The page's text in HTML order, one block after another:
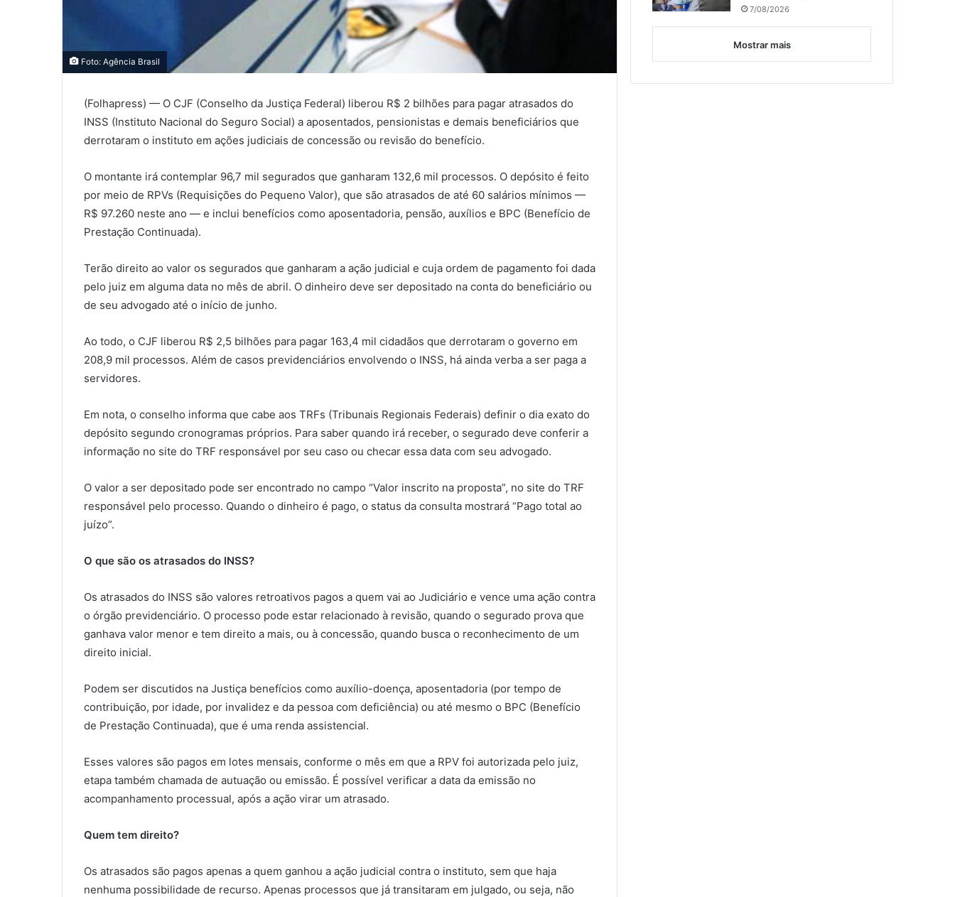
Foto: Agência Brasil
(Folhapress) — O CJF (Conselho da Justiça Federal) liberou R$ 2 bilhões para pagar atrasados do
INSS (Instituto Nacional do Seguro Social) a aposentados, pensionistas e demais beneficiários que
derrotaram o instituto em ações judiciais de concessão ou revisão do benefício.
O montante irá contemplar 96,7 mil segurados que ganharam 132,6 mil processos. O depósito é feito
por meio de RPVs (Requisições do Pequeno Valor), que são atrasados de até 60 salários mínimos —
R$ 97.260 neste ano — e inclui benefícios como aposentadoria, pensão, auxílios e BPC (Benefício de
Prestação Continuada).
Terão direito ao valor os segurados que ganharam a ação judicial e cuja ordem de pagamento foi dada
pelo juiz em alguma data no mês de abril. O dinheiro deve ser depositado na conta do beneficiário ou
de seu advogado até o início de junho.
Ao todo, o CJF liberou R$ 2,5 bilhões para pagar 163,4 mil cidadãos que derrotaram o governo em
208,9 mil processos. Além de casos previdenciários envolvendo o INSS, há ainda verba a ser paga a
servidores.
Em nota, o conselho informa que cabe aos TRFs (Tribunais Regionais Federais) definir o dia exato do
depósito segundo cronogramas próprios. Para saber quando irá receber, o segurado deve conferir a
informação no site do TRF responsável por seu caso ou checar essa data com seu advogado.
O valor a ser depositado pode ser encontrado no campo “Valor inscrito na proposta”, no site do TRF
responsável pelo processo. Quando o dinheiro é pago, o status da consulta mostrará “Pago total ao
juízo”.
O que são os atrasados do INSS?
Os atrasados do INSS são valores retroativos pagos a quem vai ao Judiciário e vence uma ação contra
o órgão previdenciário. O processo pode estar relacionado à revisão, quando o segurado prova que
ganhava valor menor e tem direito a mais, ou à concessão, quando busca o reconhecimento de um
direito inicial.
Podem ser discutidos na Justiça benefícios como auxílio-doença, aposentadoria (por tempo de
contribuição, por idade, por invalidez e da pessoa com deficiência) ou até mesmo o BPC (Benefício
de Prestação Continuada), que é uma renda assistencial.
Esses valores são pagos em lotes mensais, conforme o mês em que a RPV foi autorizada pelo juiz,
etapa também chamada de autuação ou emissão. É possível verificar a data da emissão no
acompanhamento processual, após a ação virar um atrasado.
Quem tem direito?
Os atrasados são pagos apenas a quem ganhou a ação judicial contra o instituto, sem que haja
nenhuma possibilidade de recurso. Apenas processos que já transitaram em julgado, ou seja, não
7/08/2026
Mostrar mais